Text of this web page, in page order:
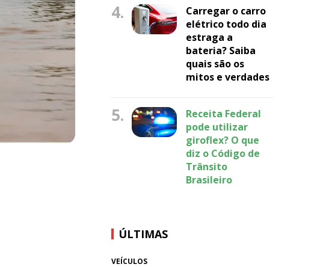
4.
Carregar o carro
elétrico todo dia
estraga a
bateria? Saiba
quais são os
mitos e verdades
5.
Receita Federal
pode utilizar
giroflex? O que
diz o Código de
Trânsito
Brasileiro
ÚLTIMAS
VEÍCULOS